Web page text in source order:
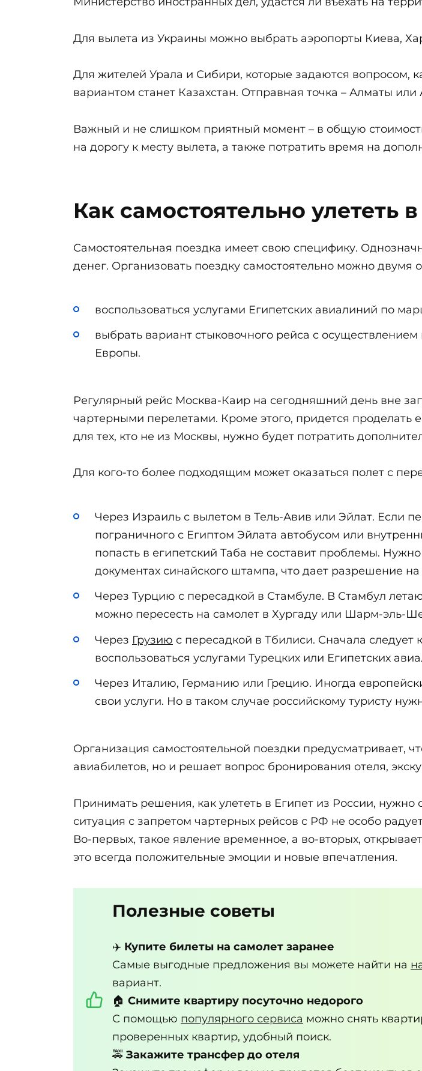
Для вылета из Украины можно выбрать аэропорты Киева,
Для жителей Урала и Сибири, которые задаются вопросом,
вариантом станет Казахстан. Отправная точка – Алматы
Важный и не слишком приятный момент – в общую
на дорогу к месту вылета, а также потратить время на
Как самостоятельно улететь
Самостоятельная поездка имеет свою специфику.
денег. Организовать поездку самостоятельно можно двумя
воспользоваться услугами Египетских авиалиний по
выбрать вариант стыковочного рейса с
Европы.
Регулярный рейс Москва-Каир на сегодняшний день вне
чартерными перелетами. Кроме этого, придется проделать
для тех, кто не из Москвы, нужно будет потратить
Для кого-то более подходящим может оказаться полет с
Через Израиль с вылетом в Тель-Авив или Эйлат. Если
пограничного с Египтом Эйлата автобусом или
попасть в египетский Таба не составит проблемы.
документах синайского штампа, что дает разрешение
Через Турцию с пересадкой в Стамбуле. В Стамбул
можно пересесть на самолет в Хургаду или Шарм-эль-
Через Грузию с пересадкой в Тбилиси. Сначала
воспользоваться услугами Турецких или Египетских
Через Италию, Германию или Грецию. Иногда
свои услуги. Но в таком случае российскому туристу
Организация самостоятельной поездки предусматривает,
авиабилетов, но и решает вопрос бронирования отеля,
Принимать решения, как улететь в Египет из России,
ситуация с запретом чартерных рейсов с РФ не особо
Во-первых, такое явление временное, а во-вторых,
это всегда положительные эмоции и новые впечатления.
Полезные советы
✈️ Купите билеты на самолет заранее
Самые выгодные предложения вы можете найти на
вариант.
🏠 Снимите квартиру посуточно недорого
С помощью популярного сервиса можно снять
проверенных квартир, удобный поиск.
🚕 Закажите трансфер до отеля